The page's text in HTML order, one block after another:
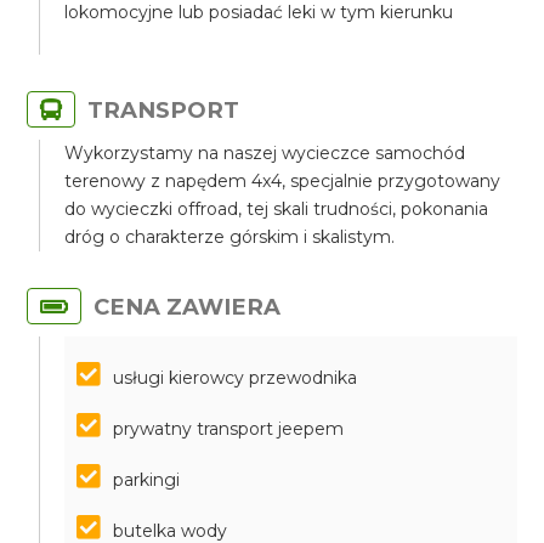
lokomocyjne lub posiadać leki w tym kierunku
TRANSPORT
Wykorzystamy na naszej wycieczce samochód
terenowy z napędem 4x4, specjalnie przygotowany
do wycieczki offroad, tej skali trudności, pokonania
dróg o charakterze górskim i skalistym.
CENA ZAWIERA
usługi kierowcy przewodnika
prywatny transport jeepem
parkingi
butelka wody